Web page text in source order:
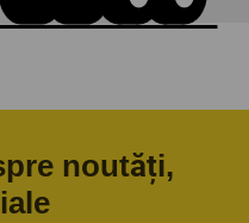
noutăți,